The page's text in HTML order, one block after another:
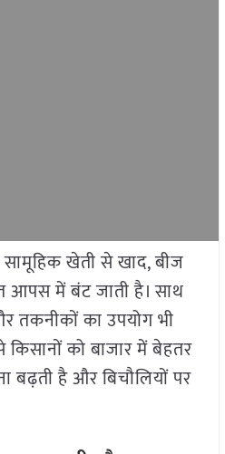
सामूहिक खेती से खाद, बीज
आपस में बंट जाती है। साथ
तकनीकों का उपयोग भी
को बाजार में बेहतर
बढ़ती है और बिचौलियों पर